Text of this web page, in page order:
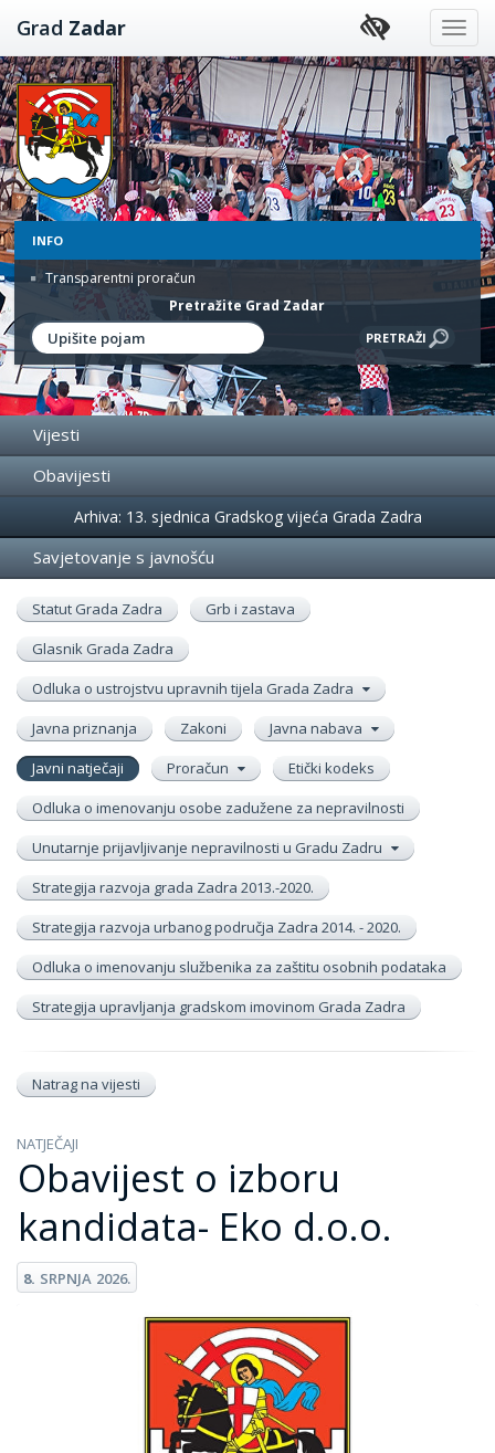
Preskoči
na
sadržaj
Grad Zadar
INFO
Transparentni proračun
Pretražite Grad Zadar
Vijesti
Obavijesti
Događanja
Arhiva: 13. sjednica Gradskog vijeća Grada Zadra
Savjetovanje s javnošću
Statut Grada Zadra
Grb i zastava
Glasnik Grada Zadra
Odluka o ustrojstvu upravnih tijela Grada Zadra
Javna priznanja
Zakoni
Javna nabava
Javni natječaji
Proračun
Etički kodeks
Odluka o imenovanju osobe zadužene za nepravilnosti
Unutarnje prijavljivanje nepravilnosti u Gradu Zadru
Strategija razvoja grada Zadra 2013.-2020.
Strategija razvoja urbanog područja Zadra 2014. - 2020.
Odluka o imenovanju službenika za zaštitu osobnih podataka
Strategija upravljanja gradskom imovinom Grada Zadra
Natrag na vijesti
NATJEČAJI
Obavijest o izboru
kandidata- Eko d.o.o.
8. SRPNJA 2026.